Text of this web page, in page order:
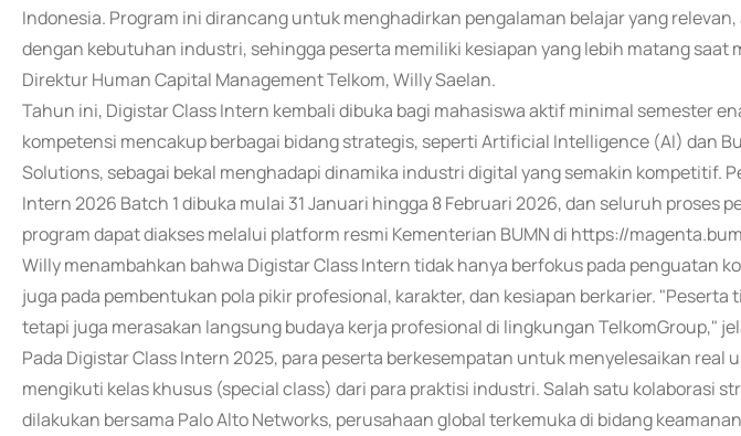
Indonesia. Program ini dirancang untuk menghadirkan pengalaman belajar yang
dengan kebutuhan industri, sehingga peserta memiliki kesiapan yang lebih matang saat
Direktur Human Capital Management Telkom, Willy Saelan.
Tahun ini, Digistar Class Intern kembali dibuka bagi mahasiswa aktif minimal semester
kompetensi mencakup berbagai bidang strategis, seperti Artificial Intelligence (AI) dan
Solutions, sebagai bekal menghadapi dinamika industri digital yang semakin kompetitif.
Intern 2026 Batch 1 dibuka mulai 31 Januari hingga 8 Februari 2026, dan seluruh proses
program dapat diakses melalui platform resmi Kementerian BUMN di https://
Willy menambahkan bahwa Digistar Class Intern tidak hanya berfokus pada penguatan
juga pada pembentukan pola pikir profesional, karakter, dan kesiapan berkarier. "Peserta
tetapi juga merasakan langsung budaya kerja profesional di lingkungan TelkomGroup,"
Pada Digistar Class Intern 2025, para peserta berkesempatan untuk menyelesaikan real
mengikuti kelas khusus (special class) dari para praktisi industri. Salah satu kolaborasi
dilakukan bersama Palo Alto Networks, perusahaan global terkemuka di bidang